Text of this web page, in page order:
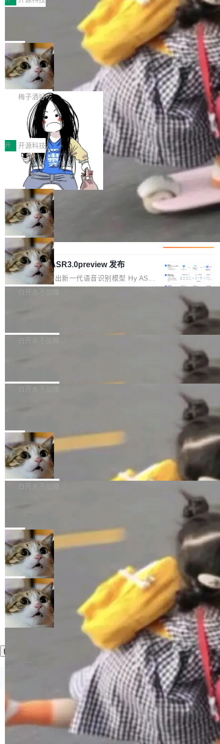
件。 腾讯网平团队在UCL-MPComm中实现了一
个独立于业务线程的全局通信引擎（Engine），
型或企业内部部署模型提升研发效率。但随着 AI
Coding 从个人辅助工具逐步走向团队级、组织
级应用，企业在规模化落地过程中，对安全性、
可控性和代码质量提出了更高要求。 首先是数据
安全与合规要求。对于大多数普通研发场景，公
有云模型能够满足快速试用和效率提升的需求。
但对于金融、能源、医疗等对数据安全要求较...
各领域的应用成果，覆盖技术底座、行业赋能、
产品应用、支撑保障、专题等五大方向。深信服
AI算力网关（AI创新平台）成功入选！ 随着各行
各业的Agent走向规模化建设，算力构成形态逐
渐丰富，用户关注的重点也在发生变化：不只是
让AI用起来，还要进一步看清混合算力时代下，
Token花在哪里、算力是否被充分利用，以及持
续增长的AI成本该如何优化。 深信服AI算力网关
正是围绕这些实际问题，从Token治理和成本治
理两个方面，让用户的每一份算力都看得清、管
得住、用得稳、省得下、更安全！ 一、从现在开
始，Token使用一目...
Jeff Dean 离开 Google：一个时代的结
束，一个实验室的开始
Google 员工编号 20。MapReduce 作者之一。
Bigtable 作者之一。TensorFlow 的作者之一。
Gemini 的架构师。Google 首席科学家。 Jeff D
ean 在 Google 工作了 27 年后，宣布离职。 他
不是一个人走。一同离开的还有 Sanjay Ghema
wat（Google 员工编号 23，Jeff Dean 二十多
年的编程搭档，MapReduce 和 Bigtable 的共同
作者）、Quoc Le（Google 大脑核心成员，Se
q2Seq 和 DocAI 的共同发明人）以及 Oriol Vin
yals（Gemini 联合负责人，AlphaSta...
局
🔥 SolonCode v2026.8.4 发布：界面
字体可调、22 种语言、记忆搜索增强
打开终端就能上岗的全中文编码智能体，这一轮
把「看得清、用母语、记得住」三件事一次补
齐。 SolonCode 是什么 SolonCode 是杭州无
耳科技研发的企业级终端编码智能体——一位全
中文驱动的数字员工，自主理解需求、规划步
骤、编写代码。不挑模型、不挑平台，curl 一行
装完即用。 开源地址：Gitee · GitCode · GitHu
b 安装 支持 Java 8+（8~26）、macOS / Linu
x / Windows / Harmony PC。 # macOS / Linu
x / Harmony PC curl -fsSL https://solon.noea
r.org/solon...
梅子酒好吃
让“代码语义理解”深度释放AI Coding
价值潜能：华为云码道（CodeArts）
代码仓技术解析
一、代码仓深度理解技术的作用与价值 在软件工
程实践中，代码仓是企业核心知识资产的主要载
体。企业级代码仓库通常包含数十万乃至数百万
个文件，其规模远超单次模型调用可承载的上下
文窗口。随着项目规模的持续扩张与代码历史的
不断累积，代码仓中的模块关系、接口契约、业
务逻辑等关键信息往往分散于数十乃至数百个文
件之中，形成高度复杂的知识关联网络。传统的
代码检索手段（如关键词匹配、目录遍历）仅能
在语法层面完成文本定位，难以触及代码的语义
内涵与结构关联，导致开发者使用代码智能体在
理解大规模代码仓时面临显著"代码仓理解"瓶
颈。 代码仓深度理解服务（以下简称" CodeBas
e深度理解服务"）是华为云码道（CodeA...
开 开源科技
一条“删库”命令跑 17 小时，算法工程
师删光 89TB 数据只为干私活
最高人民检察院8月4日公布了一起案件：北京一
名90后算法工程师王某，为了给自己接的私活腾
服务器空间，删光了公司AI游戏部门的全部核心
数据。 王某2024年1月入职东城区某科技公司AI
短剧部门，有互联网大厂背景。在公司内部架构
调整期间，部门三次通知全员将数据从A集群迁
移到B集群，王某都回复了"收到"。 他没有迁移
数据。2024年9月3日下午4点，他使用此前登录
的账号密码进入A集群，输入了一条被程序员圈
称为"删库跑路"的命令——最高管理员权限、无
自研的多个文生3D和...
局
Cloudflare 分享推理优化实践：KV ca
che 量化 + 权重压缩，吞吐量提升 4
1%，成本降 30%
Kimi 和 GLM 是当前最强的大模型系列之一，但
它们有一个共同的问题：太吃显存了。月之暗面
的 Kimi K 系列和智谱的 GLM 都是长上下文、M
oE 架构的大模型，好用到让人上瘾，但 GPU 显
存永远不够用。 Cloudflare 的 Workers AI 团队
一直在跑这些模型的推理。他们在官方博客上发
整性保护。效果是：吞吐量提升 41%，每 token
局
腾讯混元 Hy ASR3.0preview 发布
腾讯混元正式推出新一代语音识别模型 Hy ASR
3.0preview。基于最新一代大语言模型 Hy3 的
让语音识别不再只是听清，而是真正听懂。通过
w 不要求标准普通话，方言识别覆盖粤语、吴语
白开水不加糖
新和少量网页兼容性修复版本。 Changes/fixe
容提供的字体时出现的几个问题 为避免音频加
质的最低采样率）的音频格式将被拒绝 修复了 C
SS 圆角虚线样式中可能存在的问题 如果表单中
的图像元素不在同一个子树中，则它们将不再关
联 加...
白开水不加糖
发布的 Release Notes，他利用 AI 工具（如 Co
最强的若干项。对于尚未正式发版的 PG 19，则
通过拉取过去一年内（从 PG 18 Beta1 时间点
至今）的所有 commit，同样交由 AI 分析提炼。
经过人工复核，准确度令人满意。这一方法也为
社区爱好者提供了高效跟踪新版本的思路。
白开水不加糖
维护工作一直与我的日常工作、家务、社交生活
和休闲娱乐竞争时间。" 这是 libexpat 维护者 S
ebastian Pipping 写在博客里的话。8 月 4 日，
他宣布了一个新消息：从 2026 年 8 月 1 日起，
他可以全职维护 libexpat 了，最长 6 个月。发
库之一。你的操作系统、浏览器、无数的基础设
施软件，很可能都在用它。而过去十年，维护它
的人一直在用业余...
局
Firefox 153.0.3 发布
Firefox 153.0.3 现已发布，具体更新内容如
下： New Smart Window 包含多项增强功能：
gi?id=2019042">Bug&nbsp;2019042</a>）</l
i> <li>现在，助手可以直接使用 Exa 的网络搜索
结果回答问题，而无需将问题转交给搜索引擎。
（<a href="https://bugzilla.mozilla.org/show_
bug.cgi?id=204...
白开水不加糖
的 npm 包。项目的核心论点是：容器不适合 Ag
ent 计算。真正适合的，是 Isolate。 Cloudflare
工程师在这件事上没什么可谦虚的——他们用 W
orkers 跑了十年 Isolate。用 CEO Matthew Pri
nce 的话说：「我们一生都在用 Isolate 运行代
码，而 AI Agent 不需要容器，它们需要的是 Iso
late。」 容器为什么不合适 容器的问题在于启动
和销毁都太重了。一个 Agent 要执行的任务可能
只需要几毫秒的 CPU 时间，但容器从冷启动到
就绪要花数秒。如果未来有十...
局
OpenAI 公开邮件和聊天记录回应苹果
诉讼，称“Apple is getting this wron
g”
上个月，苹果一纸诉状把 OpenAI 告上法庭，指
控其挖角苹果前员工并窃取商业秘密。苹果的诉
状把 OpenAI 描述成一个系统性地从前东家挖
人、套取机密信息的对手。 OpenAI 没发律师
函，也没选择庭外沉默。它在官网贴了一篇博
文，标题只有六个字：Apple is getting this wro
ng。 然后，它把邮件往来和 iMessage 聊天记
录全贴了出来。 他发错人了 苹果外部律师 Gabr
iel Gross 来自 Weil 律所，2 月 23 日下午 5:53
给 OpenAI 总法律顾问 Che Chang 发了封邮
件，附了一封长信，要求 OpenAI 配合调查前苹
果员工带走机密信...
局
©OSCHINA(OSChina.NET) 京ICP备2025119063号